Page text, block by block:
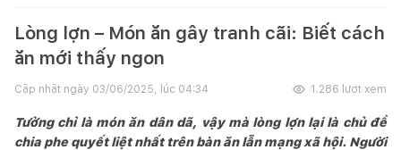
Lòng lợn – Món ăn gây tranh cãi: Biết cách
ăn mới thấy ngon
Cập nhật ngày 03/06/2025, lúc 04:34 1.286 lượt xem
Tưởng chỉ là món ăn dân dã, vậy mà lòng lợn lại là chủ đề
chia phe quyết liệt nhất trên bàn ăn lẫn mạng xã hội. Người